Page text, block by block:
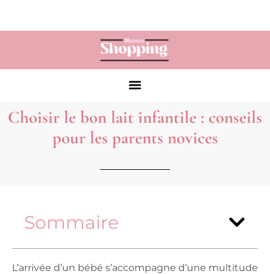
Choisir le bon lait infantile : conseils
pour les parents novices
Sommaire
L’arrivée d’un bébé s’accompagne d’une multitude